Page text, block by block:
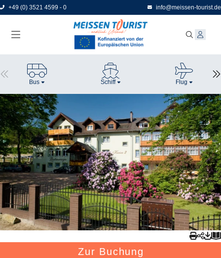
Direkt
zum
+49 (0) 3521 4599 - 0 info@meissen-tourist.de
Bus Schiff Flug
Zur Buchung